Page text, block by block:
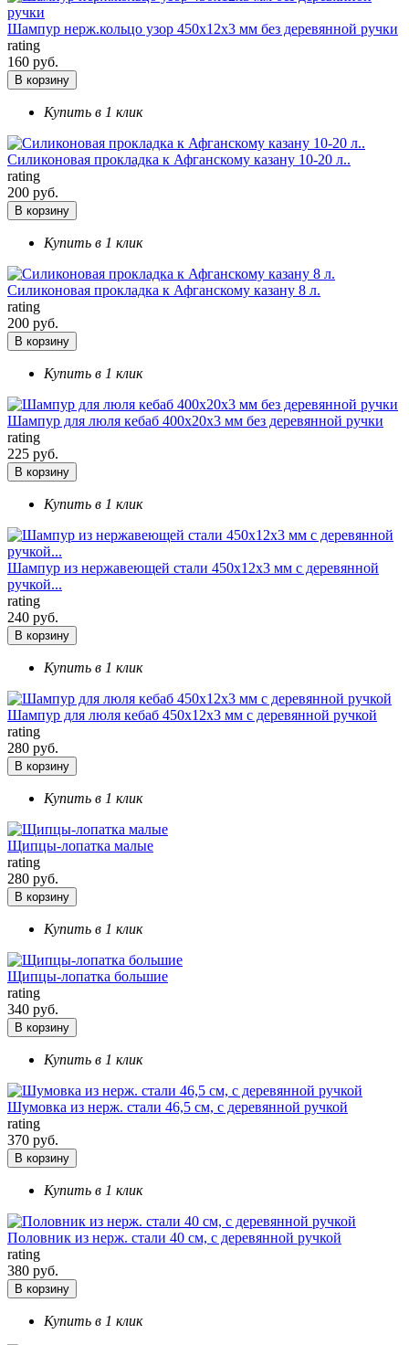
Шампур нерж.кольцо узор 450х12х3 мм без деревянной ручки
rating
160 руб.
В корзину
Купить в 1 клик
Силиконовая прокладка к Афганскому казану 10-20 л..
rating
200 руб.
В корзину
Купить в 1 клик
Силиконовая прокладка к Афганскому казану 8 л.
rating
200 руб.
В корзину
Купить в 1 клик
Шампур для люля кебаб 400х20х3 мм без деревянной ручки
rating
225 руб.
В корзину
Купить в 1 клик
Шампур из нержавеющей стали 450х12х3 мм с деревянной
ручкой...
rating
240 руб.
В корзину
Купить в 1 клик
Шампур для люля кебаб 450х12х3 мм с деревянной ручкой
rating
280 руб.
В корзину
Купить в 1 клик
Щипцы-лопатка малые
rating
280 руб.
В корзину
Купить в 1 клик
Щипцы-лопатка большие
rating
340 руб.
В корзину
Купить в 1 клик
Шумовка из нерж. стали 46,5 см, с деревянной ручкой
rating
370 руб.
В корзину
Купить в 1 клик
Половник из нерж. стали 40 см, с деревянной ручкой
rating
380 руб.
В корзину
Купить в 1 клик